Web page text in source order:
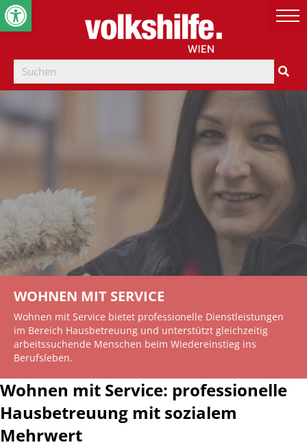
WOHNEN MIT SERVICE
Wohnen mit Service bietet professionelle Dienstleistungen
im Bereich Hausbetreuung und unterstützt gleichzeitig
arbeitssuchende Menschen beim Wiedereinstieg ins
Berufsleben.
Wohnen mit Service: professionelle
Hausbetreuung mit sozialem
Mehrwert